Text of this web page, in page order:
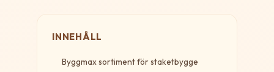
INNEHÅLL
Byggmax sortiment för staketbygge